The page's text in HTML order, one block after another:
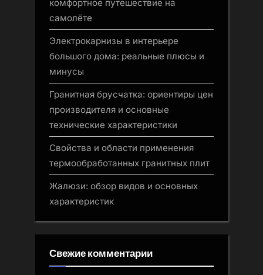
комфортное путешествие на
самолёте
Электрокарнизы в интерьере
большого дома: реальные плюсы и
минусы
Гранитная брусчатка: ориентиры цен
производителя и основные
технические характеристики
Свойства и области применения
термообработанных гранитных плит
Жалюзи: обзор видов и основных
характеристик
Свежие комментарии